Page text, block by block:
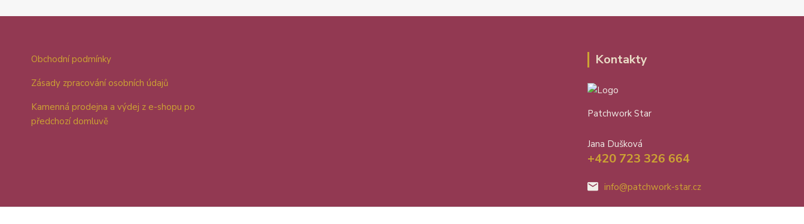
Obchodní podmínky
Zásady zpracování osobních údajů
Kamenná prodejna a výdej z e-shopu po
předchozí domluvě
Kontakty
Patchwork Star
Jana Dušková
+420 723 326 664
info@patchwork-star.cz